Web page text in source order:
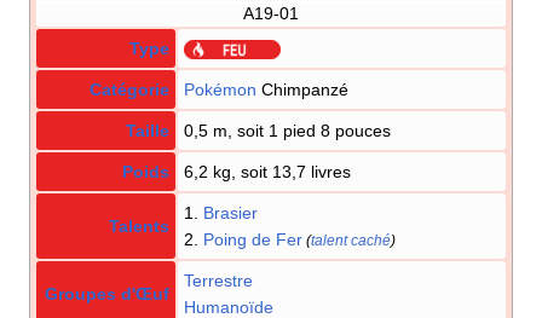
A19-01
Type
Catégorie Pokémon Chimpanzé
Taille 0,5 m, soit 1 pied 8 pouces
Poids 6,2 kg, soit 13,7 livres
Talents
1. Brasier
2. Poing de Fer (talent caché)
Groupes d'Œuf
Terrestre
Humanoïde